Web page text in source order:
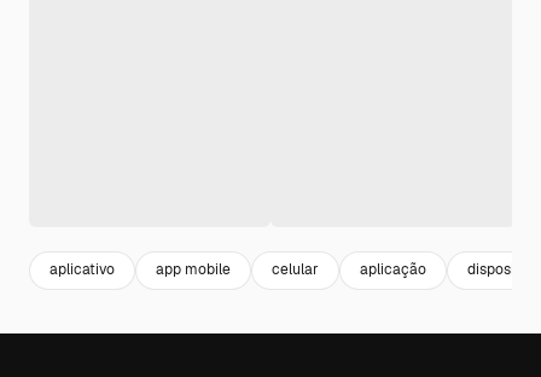
aplicativo app mobile celular aplicação